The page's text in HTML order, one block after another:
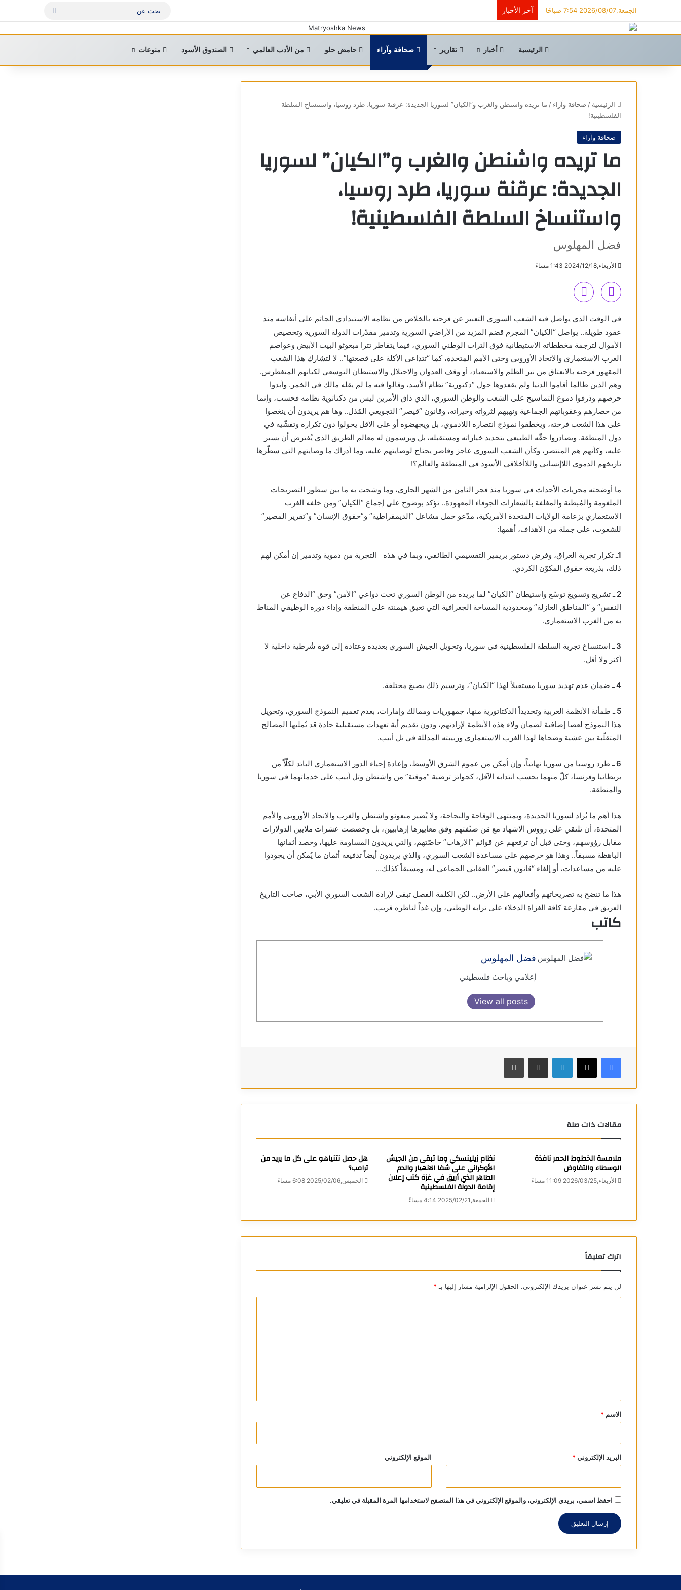
الجمعة,2026/08/07 7:54 صباحًا آخر الأخبار
الرئيسية أخبار تقارير صحافة وآراء حامض حلو من الأدب العالمي الصندوق الأسود منوعات
الرئيسية / صحافة وآراء / ما تريده واشنطن والغرب و”الكيان” لسوريا الجديدة: عرقنة سوريا، طرد روسيا، واستنساخ السلطة
الفلسطينية!
صحافة وآراء
ما تريده واشنطن والغرب و”الكيان” لسوريا
الجديدة: عرقنة سوريا، طرد روسيا،
واستنساخ السلطة الفلسطينية!
فضل المهلوس
الأربعاء,2024/12/18 1:43 مساءً
في الوقت الذي يواصل فيه الشعب السوري التعبير عن فرحته بالخلاص من نظامه الاستبدادي الجاثم على أنفاسه منذ
عقود طويلة.. يواصل “الكيان” المجرم قضم المزيد من الأراضي السورية وتدمير مقدّرات الدولة السورية وتخصيص
الأموال لترجمة مخططاته الاستيطانية فوق التراب الوطني السوري، فيما يتقاطر تترا مبعوثو البيت الأبيض وعواصم
الغرب الاستعماري والاتحاد الأوروبي وحتى الأمم المتحدة، كما “تتداعى الأكلة على قصعتها”.. لا لتشارك هذا الشعب
المقهور فرحته بالانعتاق من نير الظلم والاستعباد، أو وقف العدوان والاحتلال والاستيطان التوسعي لكيانهم المتغطرس.
وهم الذين طالما أقاموا الدنيا ولم يقعدوها حول “دكتورية” نظام الأسد، وقالوا فيه ما لم يقله مالك في الخمر. وأبدوا
حرصهم وذرفوا دموع التماسيح على الشعب والوطن السوري، الذي ذاق الأمرين ليس من دكتاتوية نظامه فحسب، وإنما
من حصارهم وعقوباتهم الجماعية ونهبهم لثرواته وخيراته، وقانون “قيصر” التجويعي المُذل.. وها هم يريدون أن ينغصوا
على هذا الشعب فرحته، ويخطفوا نموذج انتصاره اللادموي، بل ويجهضوه أو على الاقل يحولوا دون تكراره وتفشّيه في
دول المنطقة. ويصادروا حقّه الطبيعي بتحديد خياراته ومستقبله، بل ويرسمون له معالم الطريق الذي يُفترض أن يسير
عليه، وكأنهم هم المنتصر، وكأن الشعب السوري عاجز وقاصر يحتاج لوصايتهم عليه، وما أدراك ما وصايتهم التي سطّرها
تاريخهم الدموي اللاإنساني واللاأخلاقي الأسود في المنطقة والعالم؟!
ما أوضحته مجريات الأحداث في سوريا منذ فجر الثامن من الشهر الجاري، وما وشحت به ما بين سطور التصريحات
الملغومة والمُبطنة والمغلفة بالشعارات الجوفاء المعهودة.. تؤكد بوضوح على إجماع “الكيان” ومن خلفه الغرب
الاستعماري بزعامة الولايات المتحدة الأمريكية، مدّعو حمل مشاعل “الديمقراطية” و”حقوق الإنسان” و”تقرير المصير”
للشعوب، على جملة من الأهداف، أهمها:
1ـ تكرار تجربة العراق، وفرض دستور بريمير التقسيمي الطائفي، وبما في هذه التجربة من دموية وتدمير إن أمكن لهم
ذلك، بذريعة حقوق المكوّن الكردي.
2 ـ تشريع وتسويغ توسّع واستيطان “الكيان” لما يريده من الوطن السوري تحت دواعي “الأمن” وحق “الدفاع عن
النفس” و “المناطق العازلة” ومحدودية المساحة الجغرافية التي تعيق هيمنته على المنطقة وإداء دوره الوظيفي المناط
به من الغرب الاستعماري.
3 ـ استنساخ تجربة السلطة الفلسطينية في سوريا، وتحويل الجيش السوري بعديده وعتادة إلى قوة شُرطية داخلية لا
أكثر ولا أقل.
4 ـ ضمان عدم تهديد سوريا مستقبلاً لهذا “الكيان”، وترسيم ذلك بصيغ مختلفة.
5 ـ طمأنة الأنظمة العربية وتحديداً الدكتاتورية منها، جمهوريات وممالك وإمارات، بعدم تعميم النموذج السوري، وتحويل
هذا النموذج لعصا إضافية لضمان ولاء هذه الأنظمة لإرادتهم، ودون تقديم أية تعهدات مستقبلية جادة قد تُمليها المصالح
المتقلّبة بين عشية وضحاها لهذا الغرب الاستعماري وربيبته المدللة في تل أبيب.
6 ـ طرد روسيا من سوريا نهائياً، وإن أمكن من عموم الشرق الأوسط، وإعادة إحياء الدور الاستعماري البائد لكلّاً من
بريطانيا وفرنسا، كلّ منهما بحسب انتدابه الآفل، كجوائز ترضية “مؤقتة” من واشنطن وتل أبيب على خدماتهما في سوريا
والمنطقة.
هذا أهم ما يُراد لسوريا الجديدة، وبمنتهى الوقاحة والبجاحة، ولا يُضير مبعوثو واشنطن والغرب والاتحاد الأوروبي والأمم
المتحدة، أن تلتقي على رؤوس الاشهاد مع مَن صنّفتهم وفق معاييرها إرهابيين، بل وخصصت عشرات ملايين الدولارات
مقابل رؤوسهم، وحتى قبل أن ترفعهم عن قوائم “الإرهاب” خاصّتهم، والتي يريدون المساومة عليها، وحصد أثمانها
الباهظة مسبقاً.. وهذا هو حرصهم على مساعدة الشعب السوري، والذي يريدون أيضاً تدفيعه أثمان ما يُمكن أن يجودوا
عليه من مساعدات، أو إلغاء “قانون قيصر” العقابي الجماعي له، ومسبقاً كذلك…
هذا ما تنضح به تصريحاتهم وأفعالهم على الأرض.. لكن الكلمة الفصل تبقى لإرادة الشعب السوري الأبي، صاحب التاريخ
العريق في مقارعة كافة الغزاة الدخلاء على ترابه الوطني، وإن غداً لناظره قريب.
كاتب
فضل المهلوس
إعلامي وباحث فلسطيني
View all posts
فيسبوك لينكدإن
مقالات ذات صلة
ملامسة الخطوط الحمر نافذة
الوسطاء والتفاوض
الأربعاء,2026/03/25 11:09 مساءً
نظام زيلينسكي وما تبقى من الجيش
الأوكراني على شفا الانهيار والدم
الطاهر الذي أريق في غزة كتب إعلان
إقامة الدولة الفلسطينية
الجمعة,2025/02/21 4:14 مساءً
هل حصل نتنياهو على كل ما يريد من
ترامب؟
الخميس,2025/02/06 6:08 مساءً
اترك تعليقاً
لن يتم نشر عنوان بريدك الإلكتروني. الحقول الإلزامية مشار إليها بـ *
*
الاسم *
البريد الإلكتروني* الموقع الإلكتروني
احفظ اسمي، بريدي الإلكتروني، والموقع الإلكتروني في هذا المتصفح لاستخدامها المرة المقبلة في تعليقي.